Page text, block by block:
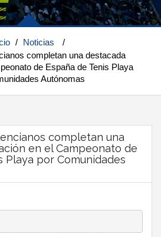
/ Noticias
/
completan una destacada
de España de Tenis Playa
Autónomas
completan una
en el Campeonato de
Playa por Comunidades